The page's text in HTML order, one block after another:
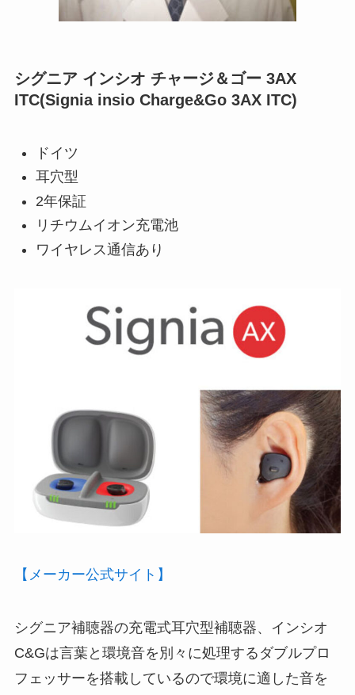
シグニア インシオ チャージ＆ゴー 3AX
ITC(Signia insio Charge&Go 3AX ITC)
ドイツ
耳穴型
2年保証
リチウムイオン充電池
ワイヤレス通信あり
【メーカー公式サイト】
シグニア補聴器の充電式耳穴型補聴器、インシオ
C&Gは言葉と環境音を別々に処理するダブルプロ
フェッサーを搭載しているので環境に適した音を